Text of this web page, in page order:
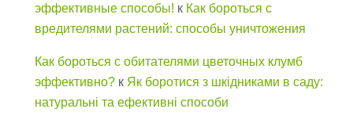
эффективные способы! к Как бороться с
вредителями растений: способы уничтожения
Как бороться с обитателями цветочных клумб
эффективно? к Як боротися з шкідниками в саду:
натуральні та ефективні способи